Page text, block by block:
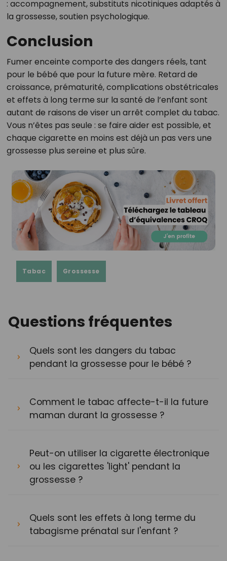
: accompagnement, substituts nicotiniques adaptés à
la grossesse, soutien psychologique.
Conclusion
Fumer enceinte comporte des dangers réels, tant
pour le bébé que pour la future mère. Retard de
croissance, prématurité, complications obstétricales
et effets à long terme sur la santé de l’enfant sont
autant de raisons de viser un arrêt complet du tabac.
Vous n’êtes pas seule : se faire aider est possible, et
chaque cigarette en moins est déjà un pas vers une
grossesse plus sereine et plus sûre.
Tabac Grossesse
Questions fréquentes
Quels sont les dangers du tabac
pendant la grossesse pour le bébé ?
Comment le tabac affecte-t-il la future
maman durant la grossesse ?
Peut-on utiliser la cigarette électronique
ou les cigarettes 'light' pendant la
grossesse ?
Quels sont les effets à long terme du
tabagisme prénatal sur l'enfant ?